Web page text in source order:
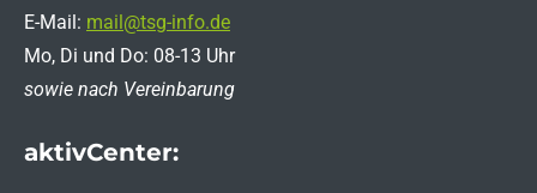
E-Mail: mail@tsg-info.de
Mo, Di und Do: 08-13 Uhr
sowie nach Vereinbarung
aktivCenter: